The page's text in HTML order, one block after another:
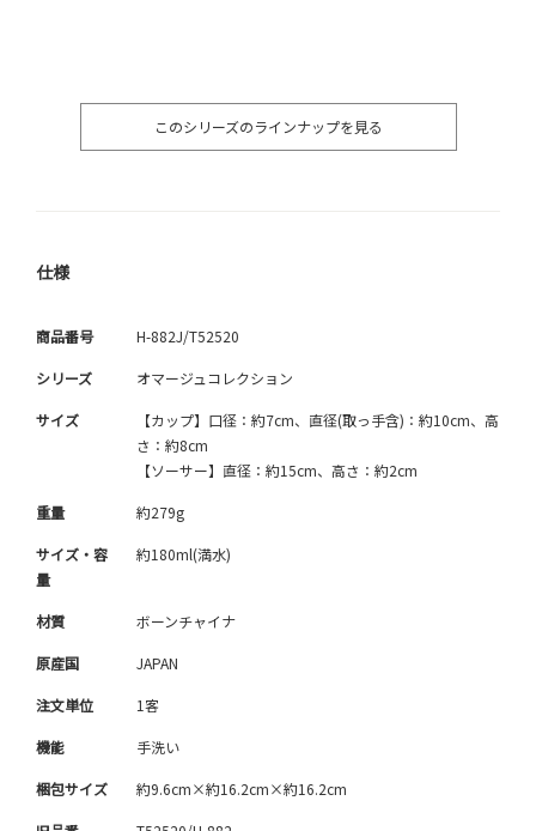
このシリーズのラインナップを見る
仕様
商品番号 H-882J/T52520
シリーズ オマージュコレクション
サイズ
【カップ】口径：約7cm、直径(取っ手含)：約10cm、高
さ：約8cm
【ソーサー】直径：約15cm、高さ：約2cm
重量 約279g
サイズ・容
量
約180ml(満水)
材質 ボーンチャイナ
原産国 JAPAN
注文単位 1客
機能 手洗い
梱包サイズ 約9.6cm×約16.2cm×約16.2cm